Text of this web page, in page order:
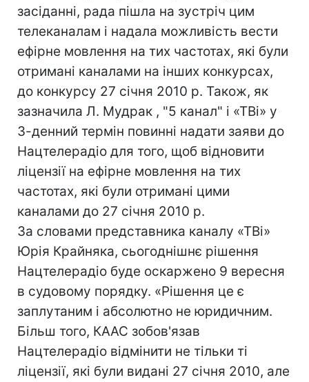
засіданні, рада пішла на зустріч цим
телеканалам і надала можливість вести
ефірне мовлення на тих частотах, які були
отримані каналами на інших конкурсах,
до конкурсу 27 січня 2010 р. Також, як
зазначила Л. Мудрак , "5 канал" і «ТВi» у
3-денний термін повинні надати заяви до
Нацтелерадіо для того, щоб відновити
ліцензії на ефірне мовлення на тих
частотах, які були отримані цими
каналами до 27 січня 2010 р.
За словами представника каналу «ТВі»
Юрія Крайняка, сьогоднішнє рішення
Нацтелерадіо буде оскаржено 9 вересня
в судовому порядку. «Рішення це є
заплутаним і абсолютно не юридичним.
Більш того, КААС зобов'язав
Нацтелерадіо відмінити не тільки ті
ліцензії, які були видані 27 січня 2010, але